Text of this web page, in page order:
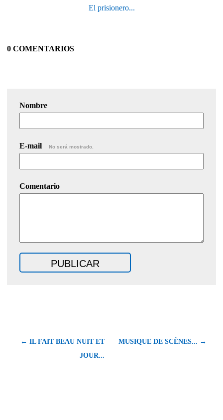
El prisionero...
0 COMENTARIOS
Nombre
E-mail No será mostrado.
Comentario
← IL FAIT BEAU NUIT ET
JOUR...
MUSIQUE DE SCÈNES... →